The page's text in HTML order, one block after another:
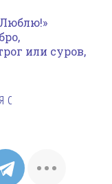
Люблю!»
или суров,
с